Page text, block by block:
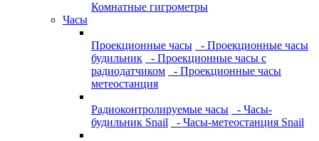
Комнатные гигрометры
Часы
Проекционные часы
- Проекционные часы
будильник
- Проекционные часы с
радиодатчиком
- Проекционные часы
метеостанция
Радиоконтролируемые часы
- Часы-
будильник Snail
- Часы-метеостанция Snail